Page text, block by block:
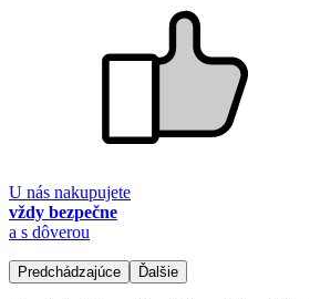
U nás nakupujete
vždy bezpečne
a s dôverou
Predchádzajúce Ďalšie